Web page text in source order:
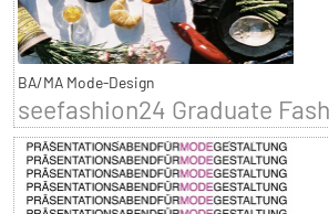
BA/MA Mode-Design
seefashion24 Graduate